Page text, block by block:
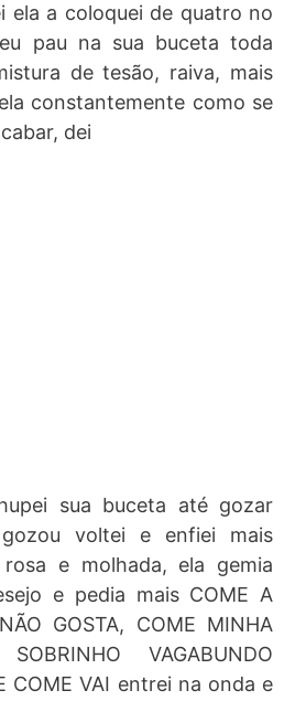
ela a coloquei de quatro no
pau na sua buceta toda
de tesão, raiva, mais
constantemente como se
dei
sua buceta até gozar
voltei e enfiei mais
e molhada, ela gemia
e pedia mais COME A
GOSTA, COME MINHA
VAGABUNDO
COME VAI entrei na onda e